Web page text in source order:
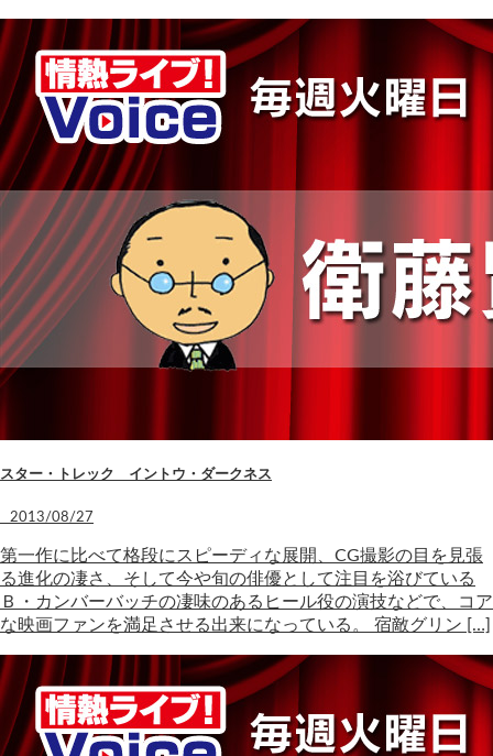
スター・トレック イントウ・ダークネス
2013/08/27
第一作に比べて格段にスピーディな展開、CG撮影の目を見張
る進化の凄さ、そして今や旬の俳優として注目を浴びている
Ｂ・カンバーバッチの凄味のあるヒール役の演技などで、コア
な映画ファンを満足させる出来になっている。 宿敵グリン […]